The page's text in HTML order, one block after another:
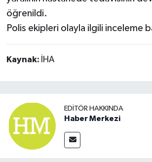
öğrenildi.
Polis ekipleri olayla ilgili inceleme
Kaynak: İHA
EDITÖR HAKKINDA
Haber Merkezi